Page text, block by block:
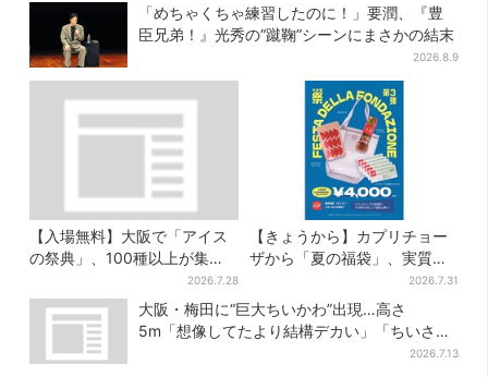
「めちゃくちゃ練習したのに！」要潤、『豊
臣兄弟！』光秀の“蹴鞠”シーンにまさかの結末
2026.8.9
【入場無料】大阪で「アイス
の祭典」、100種以上が集
結！グッズ＆タダ券が当たる
巨大ガチャも
2026.7.28
【きょうから】カプリチョー
ザから「夏の福袋」、実質無
料…？値段以上の食事券＆限
定アイテム付き
2026.7.31
大阪・梅田に“巨大ちいかわ”出現…高さ
5m「想像してたより結構デカい」「ちいさ…
2026.7.13